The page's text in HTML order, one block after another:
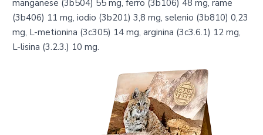
manganese (3b504) 55 mg, ferro (3b106) 48 mg, rame
(3b406) 11 mg, iodio (3b201) 3,8 mg, selenio (3b810) 0,23
mg, L-metionina (3c305) 14 mg, arginina (3c3.6.1) 12 mg,
L-lisina (3.2.3.) 10 mg.